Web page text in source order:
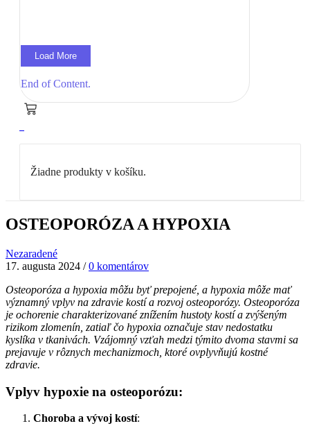
Load More
End of Content.
Žiadne produkty v košíku.
OSTEOPORÓZA A HYPOXIA
Nezaradené
17. augusta 2024 / 0 komentárov
Osteoporóza a hypoxia môžu byť prepojené, a hypoxia môže mať
významný vplyv na zdravie kostí a rozvoj osteoporózy. Osteoporóza
je ochorenie charakterizované znížením hustoty kostí a zvýšeným
rizikom zlomenín, zatiaľ čo hypoxia označuje stav nedostatku
kyslíka v tkanivách. Vzájomný vzťah medzi týmito dvoma stavmi sa
prejavuje v rôznych mechanizmoch, ktoré ovplyvňujú kostné
zdravie.
Vplyv hypoxie na osteoporózu:
Choroba a vývoj kostí: